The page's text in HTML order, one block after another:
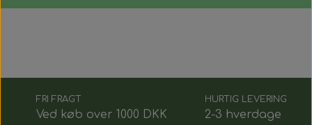
FRI FRAGT
Ved køb over 1000 DKK
HURTIG LEVERING
2-3 hverdage